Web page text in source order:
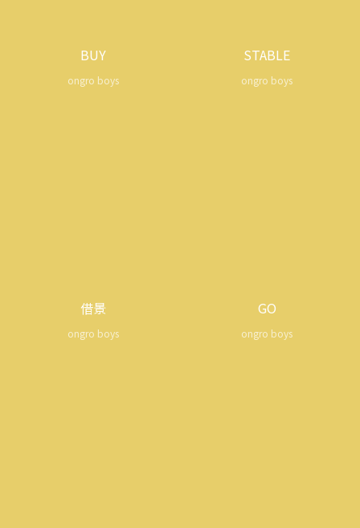
BUY
ongro boys
STABLE
ongro boys
借景
ongro boys
GO
ongro boys